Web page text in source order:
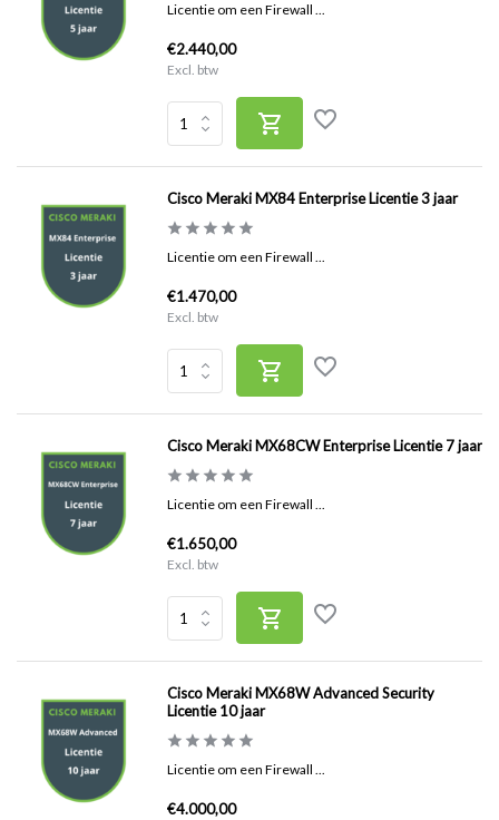
Licentie om een Firewall ...
€2.440,00
Excl. btw
Cisco Meraki MX84 Enterprise Licentie 3 jaar
Licentie om een Firewall ...
€1.470,00
Excl. btw
Cisco Meraki MX68CW Enterprise Licentie 7 jaar
Licentie om een Firewall ...
€1.650,00
Excl. btw
Cisco Meraki MX68W Advanced Security
Licentie 10 jaar
Licentie om een Firewall ...
€4.000,00